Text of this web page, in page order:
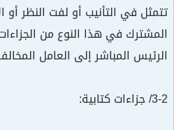
تتمثل في التأنيب أو لفت النظر
المشترك في هذا النوع من
الرئيس المباشر إلى العامل
3-2/ جزاءات كتابية: